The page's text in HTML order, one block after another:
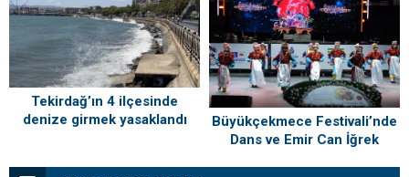
Tekirdağ’ın 4 ilçesinde
denize girmek yasaklandı
Büyükçekmece Festivali’nde
Dans ve Emir Can İğrek